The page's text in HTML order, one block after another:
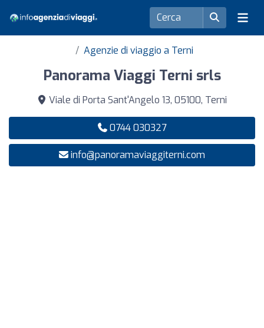
Agenzie di viaggio a Terni
Panorama Viaggi Terni srls
Viale di Porta Sant'Angelo 13, 05100, Terni
0744 030327
info@panoramaviaggiterni.com